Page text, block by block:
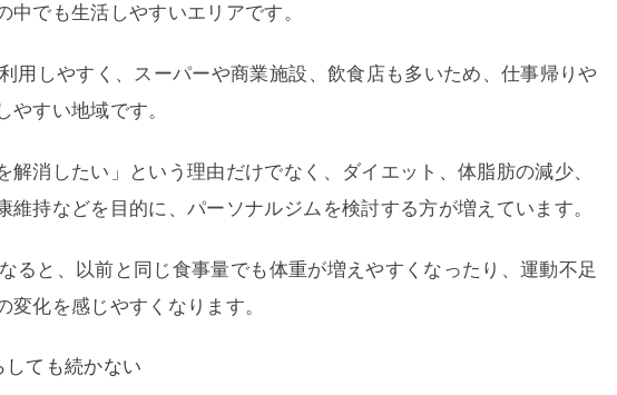
でも生活しやすいエリアです。
用しやすく、スーパーや商業施設、飲食店も多いため、仕事帰りや
やすい地域です。
解消したい」という理由だけでなく、ダイエット、体脂肪の減少、
維持などを目的に、パーソナルジムを検討する方が増えています。
ると、以前と同じ食事量でも体重が増えやすくなったり、運動不足
変化を感じやすくなります。
しても続かない